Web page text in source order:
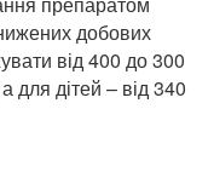
добових
від 400 до 300
для дітей – від 340